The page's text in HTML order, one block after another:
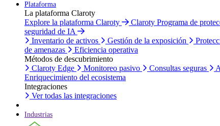
Plataforma
La plataforma Claroty
Explore la plataforma Claroty
Claroty Programa de
seguridad de IA
Inventario de activos
Gestión de la exposición
de amenazas
Eficiencia operativa
Métodos de descubrimiento
Claroty Edge
Monitoreo pasivo Consultas seguras
Enriquecimiento del ecosistema
Integraciones
Ver todas las integraciones
Industrias